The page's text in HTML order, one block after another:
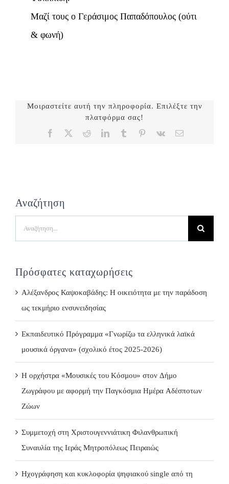
Μαζί τους ο Γεράσιμος Παπαδόπουλος (ούτι
& φωνή)
Μοιραστείτε αυτή την πληροφορία. Επιλέξτε την
πλατφόρμα σας!
Facebook
RedditLinkedInTumblr Pinterest
Vk Email
Αναζήτηση
Πρόσφατες καταχωρήσεις
Αλέξανδρος Καψοκαβάδης: Η οικειότητα με την παράδοση
ως τεκμήριο ενσυνειδησίας
Εκπαιδευτικό Πρόγραμμα «Γνωρίζω τα ελληνικά λαϊκά
μουσικά όργανα» (σχολικό έτος 2025-2026)
Η ορχήστρα «Μουσικές του Κόσμου» στον Δήμο
Ζωγράφου με αφορμή την Παγκόσμια Ημέρα Αδέσποτων
Ζώων
Συμμετοχή στη Χριστουγεννιάτικη Φιλανθρωπική
Συναυλία της Ιεράς Μητροπόλεως Πειραιώς
Ηχογράφηση και κυκλοφορία ψηφιακού single από τη